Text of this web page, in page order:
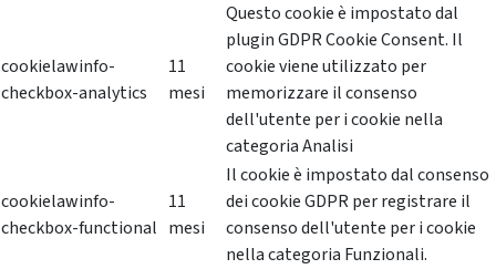
cookielawinfo-
checkbox-analytics
11
mesi
Questo cookie è impostato dal
plugin GDPR Cookie Consent. Il
cookie viene utilizzato per
memorizzare il consenso
dell'utente per i cookie nella
categoria Analisi
cookielawinfo-
checkbox-functional
11
mesi
Il cookie è impostato dal consenso
dei cookie GDPR per registrare il
consenso dell'utente per i cookie
nella categoria Funzionali.